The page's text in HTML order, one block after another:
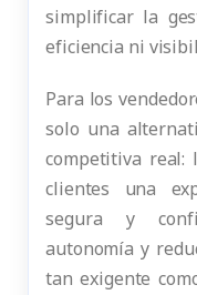
simplificar la
eficiencia ni
Para los
solo una
competitiva real:
clientes una
segura y
autonomía y
tan exigente